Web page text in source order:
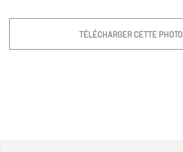
TÉLÉCHARGER CETTE PHOTO